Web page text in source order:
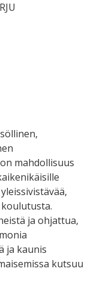
mahdollisuus
ja ohjattua,
ja kaunis
kutsuu